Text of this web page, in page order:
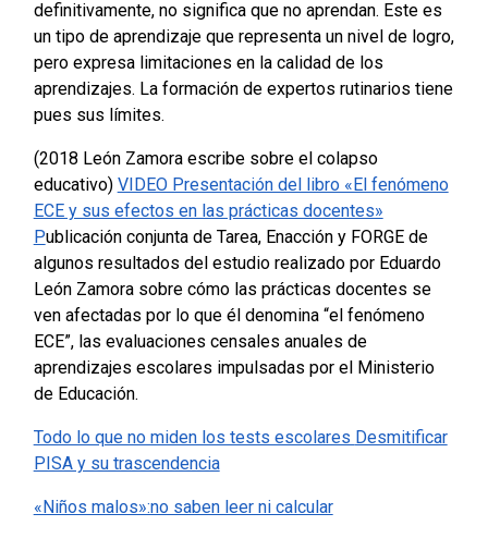
definitivamente, no significa que no aprendan. Este es
un tipo de aprendizaje que representa un nivel de logro,
pero expresa limitaciones en la calidad de los
aprendizajes. La formación de expertos rutinarios tiene
pues sus límites.
(2018 León Zamora escribe sobre el colapso
educativo) VIDEO Presentación del libro «El fenómeno
ECE y sus efectos en las prácticas docentes»
Publicación conjunta de Tarea, Enacción y FORGE de
algunos resultados del estudio realizado por Eduardo
León Zamora sobre cómo las prácticas docentes se
ven afectadas por lo que él denomina “el fenómeno
ECE”, las evaluaciones censales anuales de
aprendizajes escolares impulsadas por el Ministerio
de Educación.
Todo lo que no miden los tests escolares Desmitificar
PISA y su trascendencia
«Niños malos»:no saben leer ni calcular